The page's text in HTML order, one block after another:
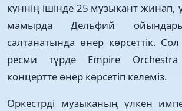
күннің ішінде 25 музыкант жинап,
мамырда Дельфий
салтанатында өнер көрсеттік.
ресми түрде Empire
концертте өнер көрсетіп келеміз.
Оркестрді музыканың үлкен